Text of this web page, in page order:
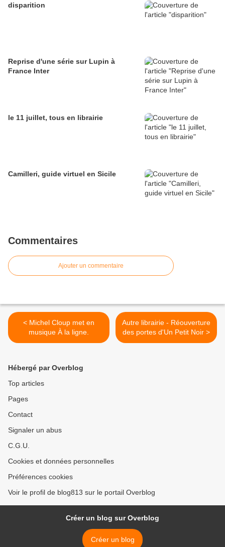
disparition
Reprise d'une série sur Lupin à
France Inter
le 11 juillet, tous en librairie
Camilleri, guide virtuel en Sicile
Commentaires
Ajouter un commentaire
< Michel Cloup met en
musique À la ligne.
Autre librairie - Réouverture
des portes d'Un Petit Noir >
Hébergé par Overblog
Top articles
Pages
Contact
Signaler un abus
C.G.U.
Cookies et données personnelles
Préférences cookies
Voir le profil de blog813 sur le portail Overblog
Créer un blog sur Overblog
Créer un blog